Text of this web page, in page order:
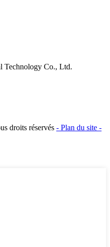
Technology Co., Ltd.
droits réservés - Plan du site -